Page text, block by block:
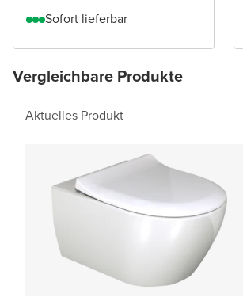
Sofort lieferbar
Vergleichbare Produkte
Aktuelles Produkt